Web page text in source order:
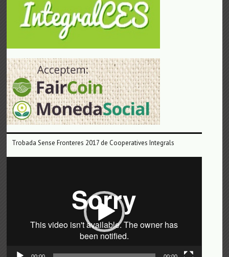
Trobada Sense Fronteres 2017 de Cooperatives Integrals